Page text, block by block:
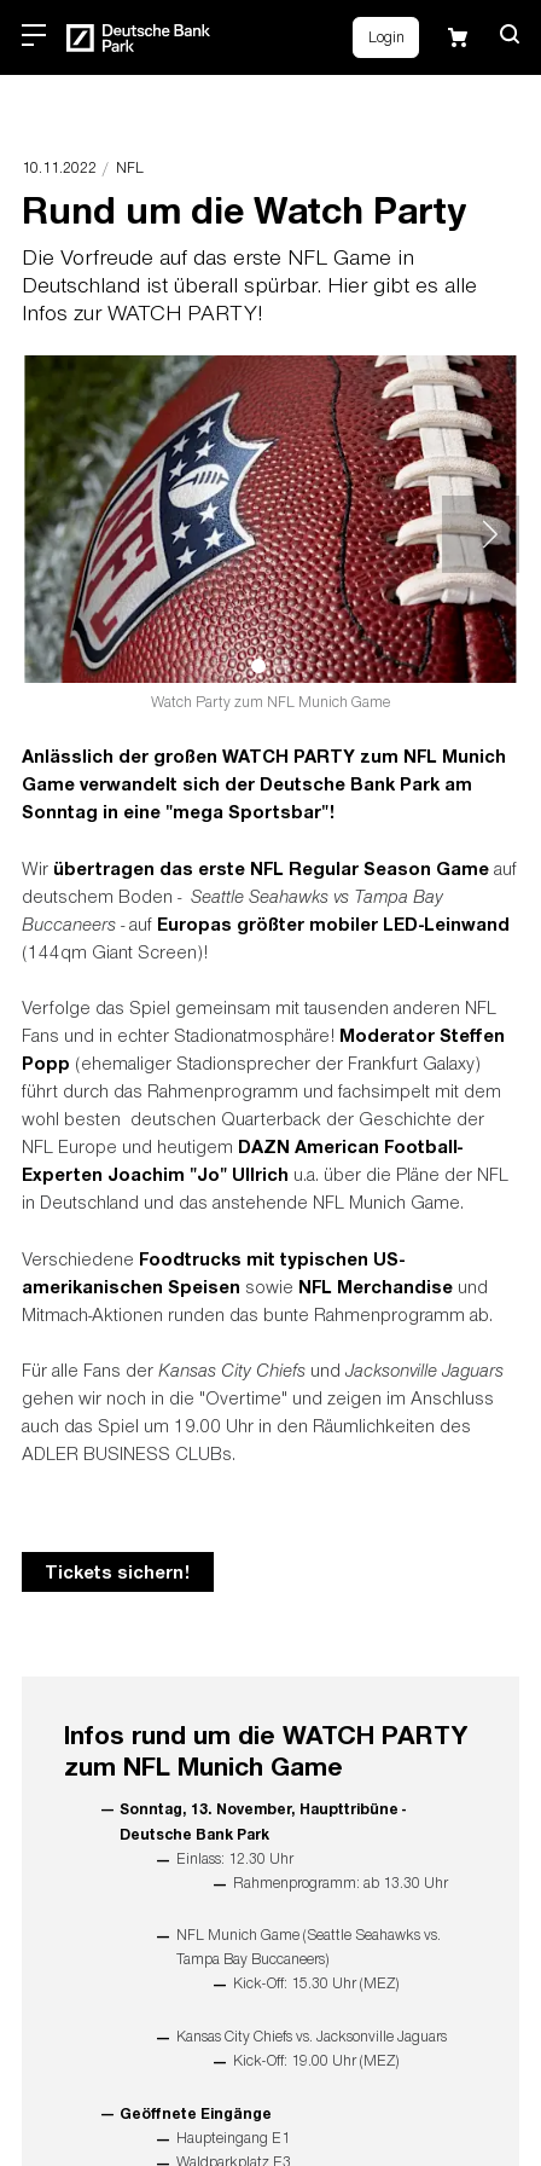
Login
10.11.2022 NFL
Rund um die Watch Party
Die Vorfreude auf das erste NFL Game in
Deutschland ist überall spürbar. Hier gibt es alle
Infos zur WATCH PARTY!
Watch Party zum NFL Munich Game
Anlässlich der großen WATCH PARTY zum NFL Munich
Game verwandelt sich der Deutsche Bank Park am
Sonntag in eine "mega Sportsbar"!
Wir übertragen das erste NFL Regular Season Game auf
deutschem Boden - Seattle Seahawks vs Tampa Bay
Buccaneers- auf Europas größter mobiler LED-Leinwand
(144qm Giant Screen)!
Verfolge das Spiel gemeinsam mit tausenden anderen NFL
Fans und in echter Stadionatmosphäre! Moderator Steffen
Popp (ehemaliger Stadionsprecher der Frankfurt Galaxy)
führt durch das Rahmenprogramm und fachsimpelt mit dem
wohl besten deutschen Quarterback der Geschichte der
NFL Europe und heutigem DAZN American Football-
Experten Joachim "Jo" Ullrich u.a. über die Pläne der NFL
in Deutschland und das anstehende NFL Munich Game.
Verschiedene Foodtrucks mit typischen US-
amerikanischen Speisen sowie NFL Merchandiseund
Mitmach-Aktionen runden das bunte Rahmenprogramm ab.
Für alle Fans der Kansas City Chiefsund Jacksonville Jaguars
gehen wir noch in die "Overtime" und zeigen im Anschluss
auch das Spiel um 19.00 Uhr in den Räumlichkeiten des
ADLER BUSINESS CLUBs.
Tickets sichern!
Infos rund um die WATCH PARTY
zum NFL Munich Game
Sonntag, 13. November, Haupttribüne -
Deutsche Bank Park
Einlass: 12.30 Uhr
Rahmenprogramm: ab 13.30 Uhr
NFL Munich Game (Seattle Seahawks vs.
Tampa Bay Buccaneers)
Kick-Off: 15.30 Uhr (MEZ)
Kansas City Chiefs vs. Jacksonville Jaguars
Kick-Off: 19.00 Uhr (MEZ)
Geöffnete Eingänge
Haupteingang E1
Waldparkplatz E3